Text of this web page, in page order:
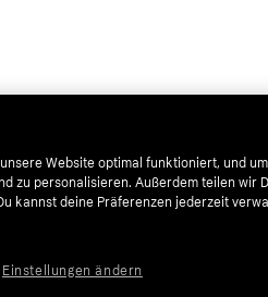
Website optimal funktioniert, und
zu personalisieren. Außerdem teilen wir
kannst deine Präferenzen jederzeit
Einstellungen ändern